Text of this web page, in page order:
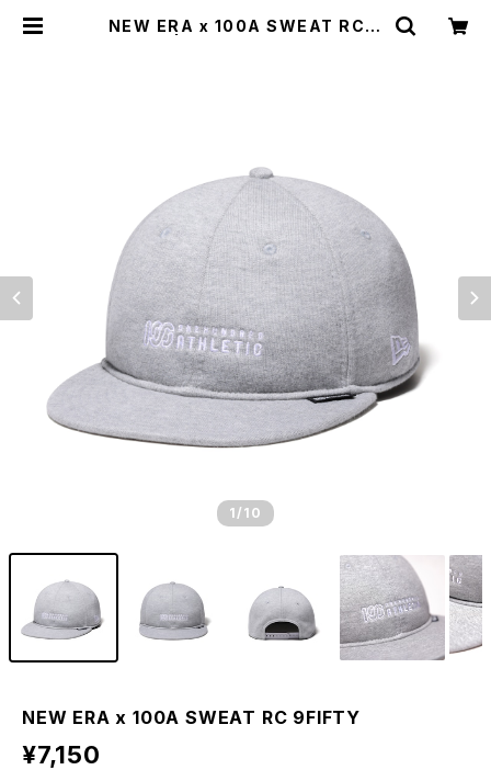
NEW ERA x 100A SWEAT RC 9
1 /10
NEW ERA x 100A SWEAT RC 9FIFTY
¥7,150